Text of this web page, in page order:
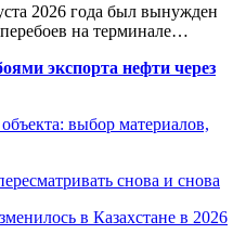
2026 года был вынужден
на терминале…
экспорта нефти через
выбор материалов,
снова и снова
в Казахстане в 2026